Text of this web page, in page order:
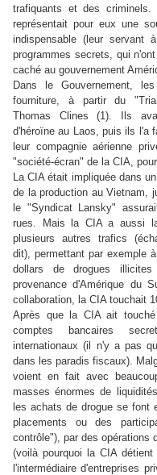
trafiquants et des
représentait pour eux une
indispensable (leur servant
programmes secrets, qui
caché au gouvernement
Dans le Gouvernement,
fourniture, à partir du
Thomas Clines (1). Ils
d'héroïne au Laos, puis ils l'a
leur compagnie aérienne
"société-écran" de la CIA,
La CIA était impliquée dans
de la production au Vietnam,
le "Syndicat Lansky"
rues. Mais la CIA a aussi
plusieurs autres trafics
dit), permettant par exemple
dollars de drogues
provenance d'Amérique du
collaboration, la CIA touchait
Après que la CIA ait
comptes bancaires
internationaux(il n'y a pas
dans les paradis fiscaux). M
voient en fait avec
masses énormes de
les achats de drogue se font
placements ou des
contrôle"), par des opérations
(voilà pourquoi la CIA
l'intermédiaire d'entreprises